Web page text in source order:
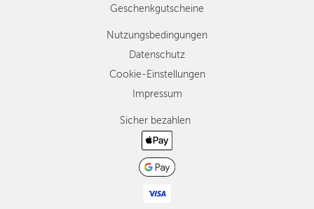
Geschenkgutscheine
Nutzungsbedingungen
Datenschutz
Cookie-Einstellungen
Impressum
Sicher bezahlen